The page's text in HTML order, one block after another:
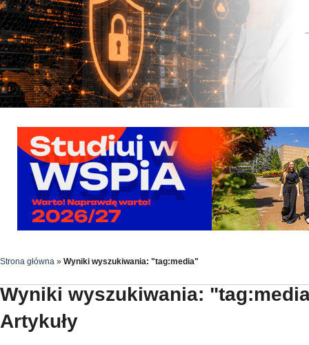
Strona główna » Wyniki wyszukiwania: "tag:media"
Wyniki wyszukiwania:
Artykuły